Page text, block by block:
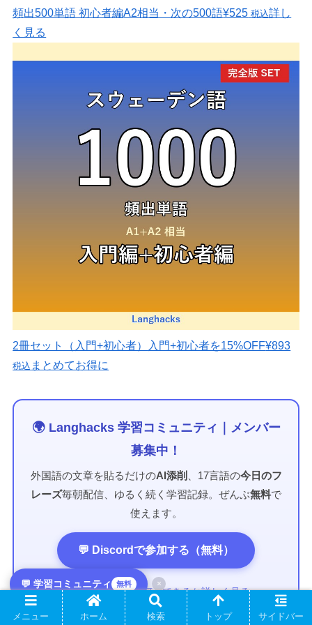
頻出500単語 初心者編A2相当・次の500語¥525 税込詳し
く見る
2冊セット（入門+初心者） 入門+初心者を15%OFF¥893
税込 まとめてお得に
🌍 Langhacks 学習コミュニティ｜メンバー
募集中！
外国語の文章を貼るだけのAI添削 、17言語の今日のフ
レーズ毎朝配信、ゆるく続く学習記録。ぜんぶ無料で
使えます。
💬 Discordで参加する（無料）
→ コミュニティで何ができるか詳しく見る
💬 学習コミュニティ 無料 ×
メニュー ホーム 検索 トップ サイドバー